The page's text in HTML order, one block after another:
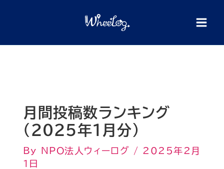
月間投稿数ランキング
（2025年1月分）
By NPO法人ウィーログ / 2025年2月
1日